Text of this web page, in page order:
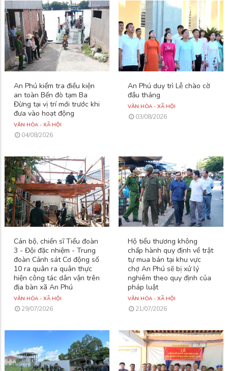
An Phú kiểm tra điều kiện
an toàn Bến đò tạm Ba
Đừng tại vị trí mới trước khi
đưa vào hoạt động
VĂN HÓA - XÃ HỘI
04/08/2026
An Phú duy trì Lễ chào cờ
đầu tháng
VĂN HÓA - XÃ HỘI
03/08/2026
Cán bộ, chiến sĩ Tiểu đoàn
3 - Đội đặc nhiệm - Trung
đoàn Cảnh sát Cơ động số
10 ra quân ra quân thực
hiện công tác dân vận trên
địa bàn xã An Phú
VĂN HÓA - XÃ HỘI
29/07/2026
Hộ tiểu thương không
chấp hành quy định về trật
tự mua bán tại khu vực
chợ An Phú sẽ bị xử lý
nghiêm theo quy định của
pháp luật
VĂN HÓA - XÃ HỘI
21/07/2026